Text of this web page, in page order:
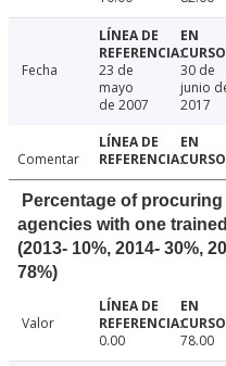
Fecha
23 de
mayo
de 2007
30 de
junio
2017
Comentar
Percentage of
agencies with one
(2013- 10%, 2014- 30%,
78%)
Valor
0.00
78.00